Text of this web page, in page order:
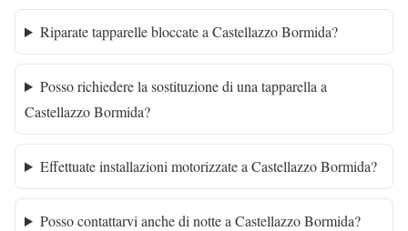
Riparate tapparelle bloccate a Castellazzo Bormida?
Posso richiedere la sostituzione di una tapparella a
Castellazzo Bormida?
Effettuate installazioni motorizzate a Castellazzo Bormida?
Posso contattarvi anche di notte a Castellazzo Bormida?